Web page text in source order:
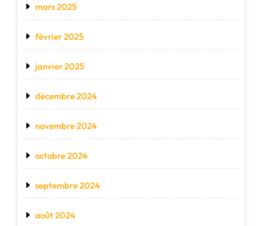
mars 2025
février 2025
janvier 2025
décembre 2024
novembre 2024
octobre 2024
septembre 2024
août 2024